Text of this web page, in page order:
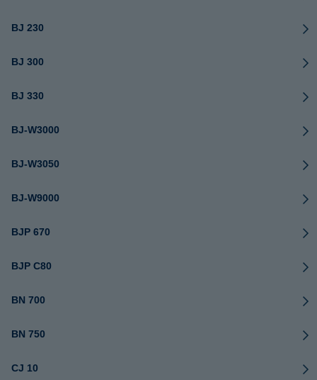
BJ 230
BJ 300
BJ 330
BJ-W3000
BJ-W3050
BJ-W9000
BJP 670
BJP C80
BN 700
BN 750
CJ 10